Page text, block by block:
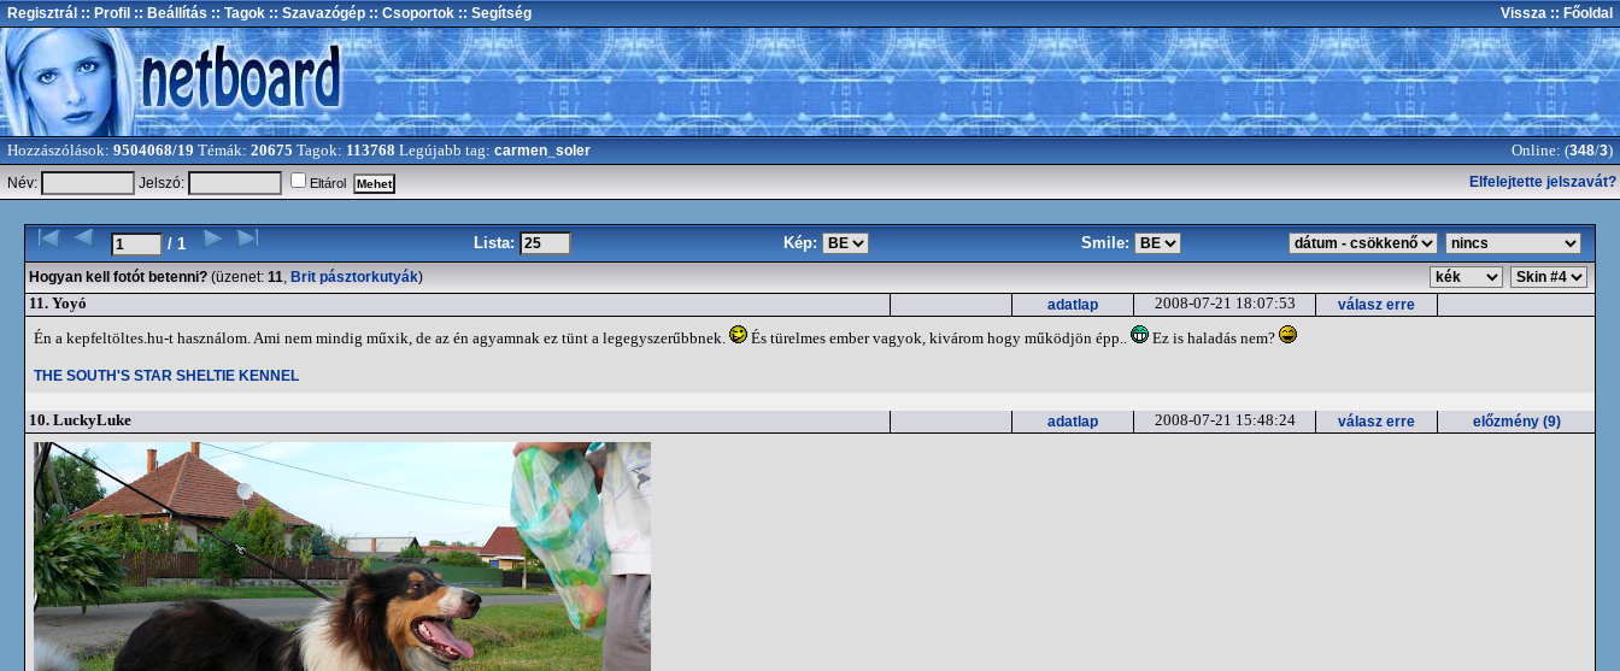
Regisztrál :: Profil :: Beállítás :: Tagok :: Szavazógép :: Csoportok :: Segítség Vissza :: Főoldal
Hozzászólások: 9504068/19 Témák: 20675 Tagok: 113768 Legújabb tag: carmen_soler Online: (348/3)
Név: Jelszó: Eltárol Elfelejtette jelszavát?
/ 1 Lista: Kép: Smile:
Hogyan kell fotót betenni? (üzenet: 11, Brit pásztorkutyák)
11. Yoyó adatlap 2008-07-21 18:07:53 válasz erre
Én a kepfeltöltes.hu-t használom. Ami nem mindig műxik, de az én agyamnak ez tünt a legegyszerűbbnek. És türelmes ember vagyok, kivárom hogy működjön épp.. Ez is haladás nem?
THE SOUTH'S STAR SHELTIE KENNEL
10. LuckyLuke adatlap 2008-07-21 15:48:24 válasz erre előzmény (9)